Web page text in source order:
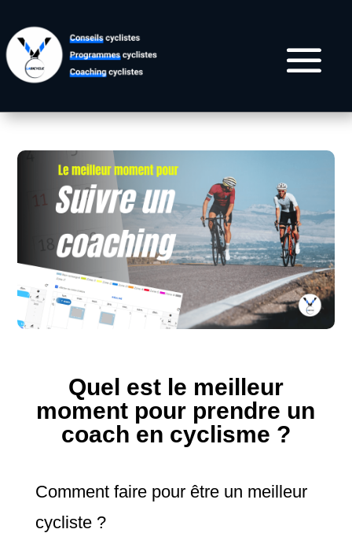
Quel est le meilleur
moment pour prendre un
coach en cyclisme ?
Comment faire pour être un meilleur
cycliste ?